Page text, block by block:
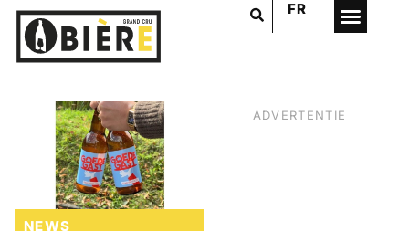
FR
NEWS
ADVERTENTIE